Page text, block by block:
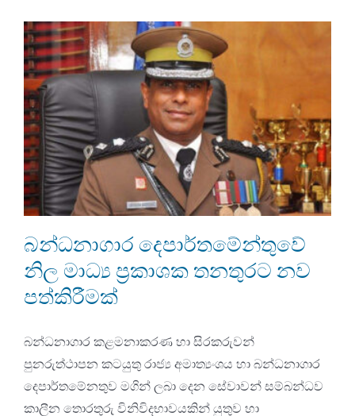
බන්ධනාගාර දෙපාර්තමේන්තුවේ
නිල මාධ්‍ය ප්‍රකාශක තනතුරට නව
පත්කිරීමක්
බන්ධනාගාර කළමනාකරණ හා සිරකරුවන්
පුනරුත්ථාපන කටයුතු රාජ්‍ය අමාත්‍යංශය හා බන්ධනාගාර
දෙපාර්තමේනතුව මගින් ලබා දෙන සේවාවන් සම්බන්ධව
කාලීන තොරතුරු විනිවිදභාවයකින් යුතුව හා